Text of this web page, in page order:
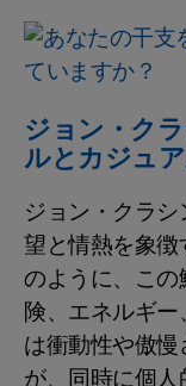
ジョン・ク
ルとカジュ
ジョン・クラ
望と情熱を象
のように、こ
険、エネルギ
は衝動性や傲
が、同時に個